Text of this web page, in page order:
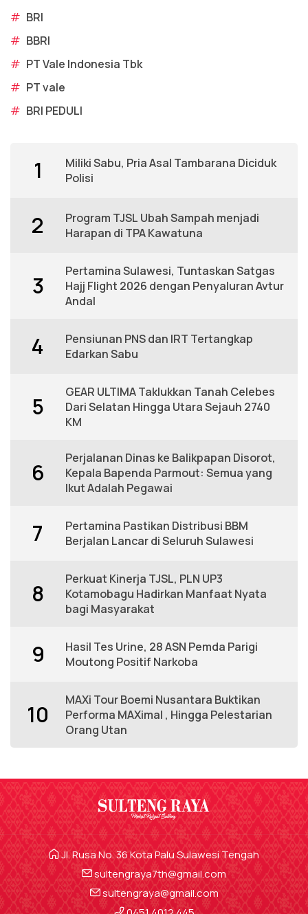
# BRI
# BBRI
# PT Vale Indonesia Tbk
# PT vale
# BRI PEDULI
1
Miliki Sabu, Pria Asal Tambarana Diciduk
Polisi
2
Program TJSL Ubah Sampah menjadi
Harapan di TPA Kawatuna
3
Pertamina Sulawesi, Tuntaskan Satgas
Hajj Flight 2026 dengan Penyaluran Avtur
Andal
4
Pensiunan PNS dan IRT Tertangkap
Edarkan Sabu
5
GEAR ULTIMA Taklukkan Tanah Celebes
Dari Selatan Hingga Utara Sejauh 2740
KM
6
Perjalanan Dinas ke Balikpapan Disorot,
Kepala Bapenda Parmout: Semua yang
Ikut Adalah Pegawai
7
Pertamina Pastikan Distribusi BBM
Berjalan Lancar di Seluruh Sulawesi
8
Perkuat Kinerja TJSL, PLN UP3
Kotamobagu Hadirkan Manfaat Nyata
bagi Masyarakat
9
Hasil Tes Urine, 28 ASN Pemda Parigi
Moutong Positif Narkoba
10
MAXi Tour Boemi Nusantara Buktikan
Performa MAXimal , Hingga Pelestarian
Orang Utan
Jl. Rusa No. 36 Kota Palu Sulawesi Tengah
sultengraya7th@gmail.com
sultengraya@gmail.com